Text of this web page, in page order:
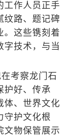
作人员正手
纹路、题记碑
。这些镌刻着
字技术，与当
考察龙门石
护好、传承
体、世界文化
守护文化根
文物保管展示